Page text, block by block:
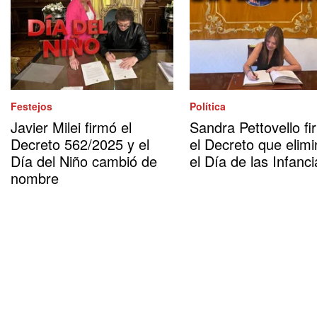
Festejos
Javier Milei firmó el
Decreto 562/2025 y el
Día del Niño cambió de
nombre
Política
Sandra Pettovello
el Decreto que
el Día de las